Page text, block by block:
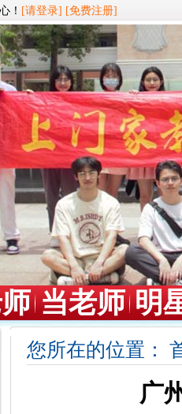
！ [请登录] [免费注册]
当老师 明
您所在的位置：
广